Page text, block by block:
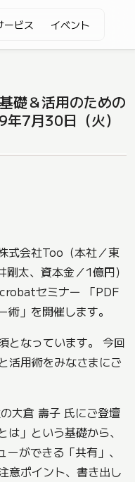
ービス イベント
礎＆活用のための
7月30日（火）
式会社Too（本社／東
太、資本金／1億円）
セミナー 「PDF
」を開催します。
となっています。 今回
活用術をみなさまにご
大倉 壽子 氏にご登壇
」という基礎から、
ができる「共有」、
意ポイント、書き出し